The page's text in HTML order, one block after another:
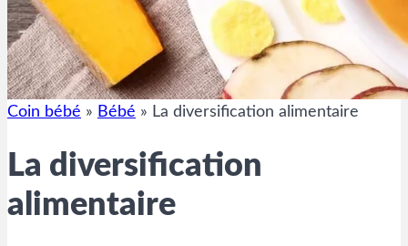
Coin bébé » Bébé » La diversification alimentaire
La diversification
alimentaire